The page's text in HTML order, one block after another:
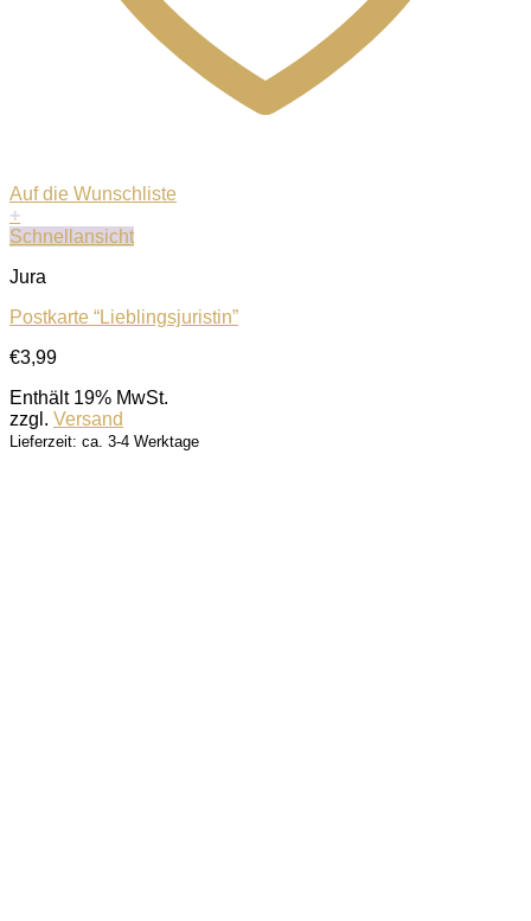
Auf die Wunschliste
+
Schnellansicht
Jura
Postkarte “Lieblingsjuristin”
€3,99
Enthält 19% MwSt.
zzgl. Versand
Lieferzeit: ca. 3-4 Werktage